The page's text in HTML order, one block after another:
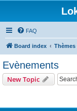
FAQ
Board index Thèmes
Evènements
New Topic